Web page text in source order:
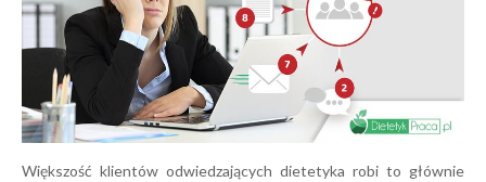
Większość klientów odwiedzających dietetyka robi to głównie